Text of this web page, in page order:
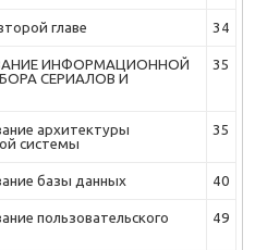
главе 34
ИНФОРМАЦИОННОЙ
СЕРИАЛОВ И
35
архитектуры
системы
35
базы данных 40
пользовательского
49